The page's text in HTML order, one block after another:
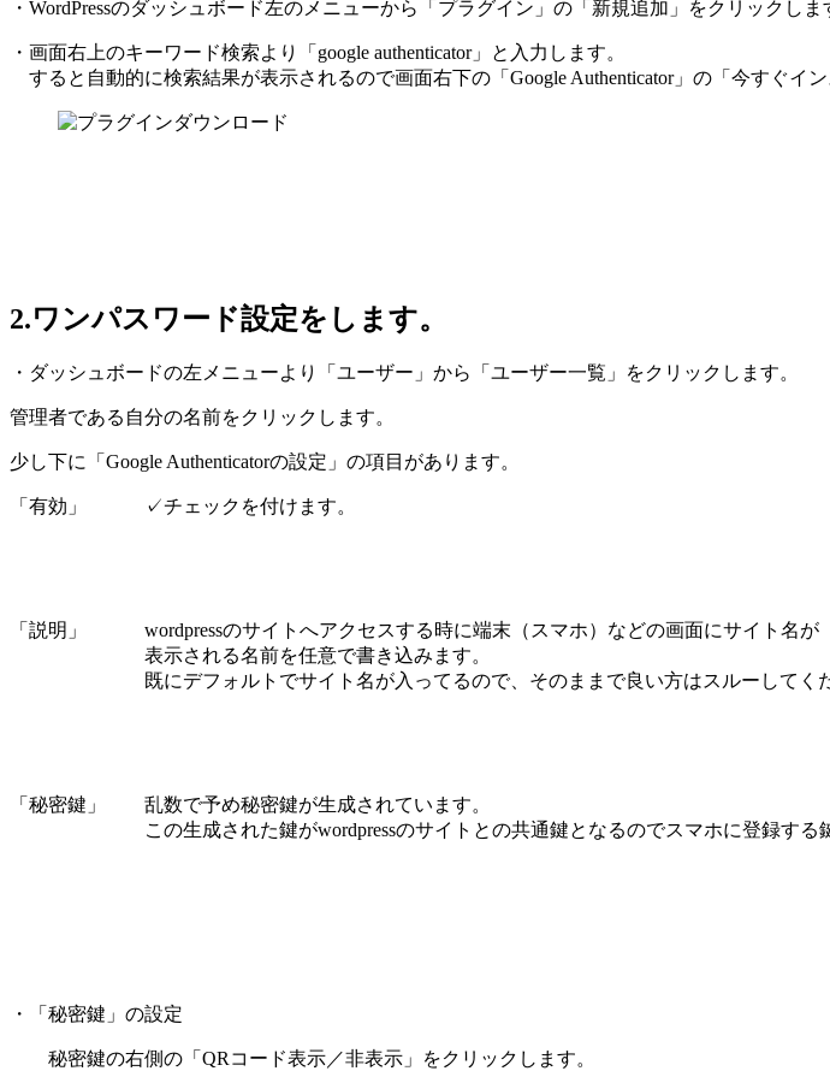
・WordPressのダッシュボード左のメニューから「プラグイン」の「新規追加」をクリックしま
・画面右上のキーワード検索より「google authenticator」と入力します。
すると自動的に検索結果が表示されるので画面右下の「Google Authenticator」の「今すぐイ
2.ワンパスワード設定をします。
・ダッシュボードの左メニューより「ユーザー」から「ユーザー一覧」をクリックします。
管理者である自分の名前をクリックします。
少し下に「Google Authenticatorの設定」の項目があります。
「有効」 ✓チェックを付けます。
「説明」 wordpressのサイトへアクセスする時に端末（スマホ）などの画面にサイト名が
表示される名前を任意で書き込みます。
既にデフォルトでサイト名が入ってるので、そのままで良い方はスルーしてくだ
「秘密鍵」 乱数で予め秘密鍵が生成されています。
この生成された鍵がwordpressのサイトとの共通鍵となるのでスマホに登録する鍵
・「秘密鍵」の設定
秘密鍵の右側の「QRコード表示／非表示」をクリックします。